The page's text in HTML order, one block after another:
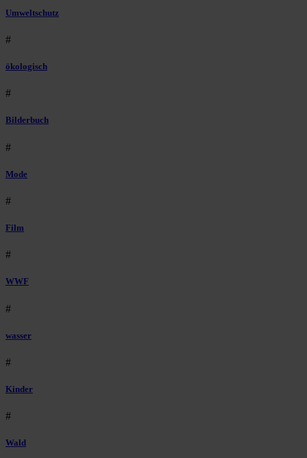
Umweltschutz
#
ökologisch
#
Bilderbuch
#
Mode
#
Film
#
WWF
#
wasser
#
Kinder
#
Wald